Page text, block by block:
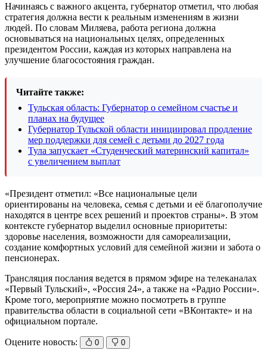
Начинаясь с важного акцента, губернатор отметил, что любая
стратегия должна вести к реальным изменениям в жизни
людей. По словам Миляева, работа региона должна
основываться на национальных целях, определенных
президентом России, каждая из которых направлена на
улучшение благосостояния граждан.
Читайте также:
Тульская область: Губернатор о семейном счастье и
планах на будущее
Губернатор Тульской области инициировал продление
мер поддержки для семей с детьми до 2027 года
Тула запускает «Студенческий материнский капитал»
с увеличением выплат
«Президент отметил: «Все национальные цели
ориентированы на человека, семья с детьми и её благополучие
находятся в центре всех решений и проектов страны». В этом
контексте губернатор выделил основные приоритеты:
здоровье населения, возможности для самореализации,
создание комфортных условий для семейной жизни и забота о
пенсионерах.
Трансляция послания ведется в прямом эфире на телеканалах
«Первый Тульский», «Россия 24», а также на «Радио России».
Кроме того, мероприятие можно посмотреть в группе
правительства области в социальной сети «ВКонтакте» и на
официальном портале.
Оцените новость: 0 0